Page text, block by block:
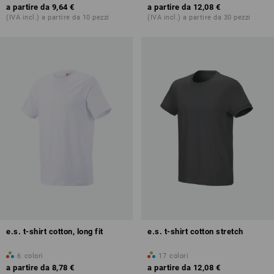
a partire da 9,64 €
(IVA incl.) a partire da 10 pezzi
a partire da 12,08 €
(IVA incl.) a partire da 30 pezzi
e.s. t-shirt cotton, long fit
6 colori
a partire da 8,78 €
e.s. t-shirt cotton stretch
17 colori
a partire da 12,08 €